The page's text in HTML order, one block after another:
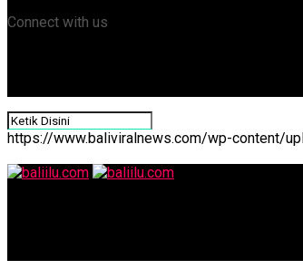
Connect with us
https://www.baliviralnews.com/wp-content/